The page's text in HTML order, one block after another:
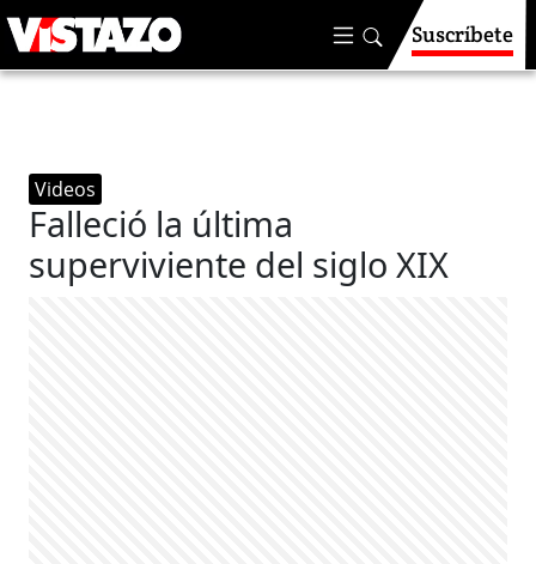
Suscríbete
Videos
Falleció la última
superviviente del siglo XIX